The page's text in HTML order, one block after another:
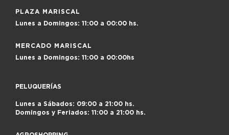
PLAZA MARISCAL
Lunes a Domingos: 11:00 a 00:00 hs.
MERCADO MARISCAL
Lunes a Domingos: 11:00 a 00:00hs
PELUQUERÍAS
Lunes a Sábados: 09:00 a 21:00 hs.
Domingos y Feriados: 11:00 a 21:00 hs.